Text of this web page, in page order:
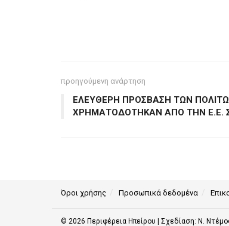
προηγούμενη ανάρτηση
ΕΛΕΥΘΕΡΗ ΠΡΟΣΒΑΣΗ ΤΩΝ
ΧΡΗΜΑΤΟΔΟΤΗΚΑΝ ΑΠΟ ΤΗΝ Ε.Ε.
Όροι χρήσης Προσωπικά δεδομένα
© 2026 Περιφέρεια Ηπείρου | Σχεδίαση: Ν.